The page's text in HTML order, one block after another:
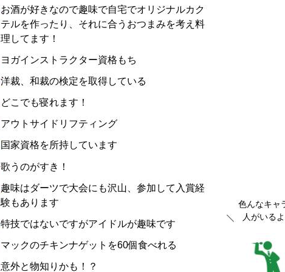
お酒が好きなので趣味で自宅でオリジナルカク
テルを作ったり、それに合うおつまみを考え料
理してます！
ヨガインストラクター資格もち
洋裁、和裁の検定を取得している
どこでも寝れます！
アウトサイドリフティング
国家資格を所持しています
歌うのがすき！
趣味はダーツで大会にも沢山、参加して入賞経
験もあります
特技ではないですがアイドルが趣味です
マックのチキンナゲットを60個食べれる
意外と物知りかも！？
色んなキャ
人がいる